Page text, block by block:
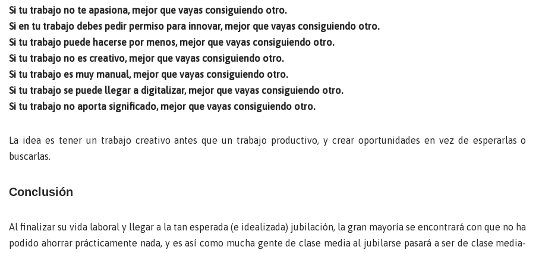
Si tu trabajo no te apasiona, mejor que vayas consiguiendo otro.
Si en tu trabajo debes pedir permiso para innovar, mejor que vayas consiguiendo otro.
Si tu trabajo puede hacerse por menos, mejor que vayas consiguiendo otro.
Si tu trabajo no es creativo, mejor que vayas consiguiendo otro.
Si tu trabajo es muy manual, mejor que vayas consiguiendo otro.
Si tu trabajo se puede llegar a digitalizar, mejor que vayas consiguiendo otro.
Si tu trabajo no aporta significado, mejor que vayas consiguiendo otro.
La idea es tener un trabajo creativo antes que un trabajo productivo, y crear oportunidades en vez de esperarlas o
buscarlas.
Conclusión
Al finalizar su vida laboral y llegar a la tan esperada (e idealizada) jubilación, la gran mayoría se encontrará con que no ha
podido ahorrar prácticamente nada, y es así como mucha gente de clase media al jubilarse pasará a ser de clase media-